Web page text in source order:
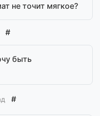
не точит мягкое?
#
быть
#